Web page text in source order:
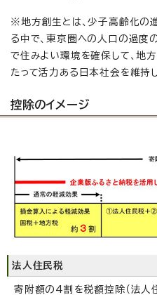
※地方創生とは、少子高齢化の
る中で、東京圏への人口の過度
で住みよい環境を確保して、地
たって活力ある日本社会を維持
控除のイメージ
法人住民税
寄附額の4割を税額控除（法